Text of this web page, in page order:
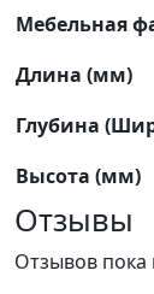
Мебельная
Длина (мм)
Глубина
Высота (мм)
Отзывы
Отзывов пока